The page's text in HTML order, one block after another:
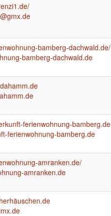
bamberg-dachwald.de/
bamberg-dachwald.de
ferienwohnung-bamberg.de
ferienwohnung-bamberg.de
amranken.de/
amranken.de